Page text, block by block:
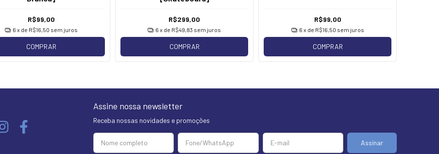
R$99,00
6 x de R$16,50 sem juros
COMPRAR
R$299,00
6 x de R$49,83 sem juros
COMPRAR
R$99,00
6 x de R$16,50 sem juros
COMPRAR
Assine nossa newsletter
Receba nossas novidades e promoções